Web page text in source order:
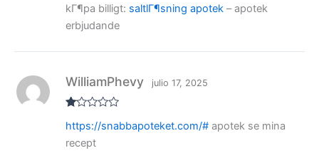
con4de
kГ¶pa billigt: saltlГ¶sning apotek– apotek
erbjudande
al
ad
WilliamPhevy julio 17, 2025
https://snabbapoteket.com/#apotek se mina
recept